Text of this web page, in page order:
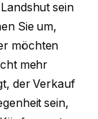
sein
Sie um,
möchten
mehr
der Verkauf
sein,